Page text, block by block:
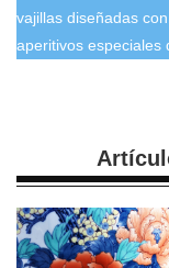
vajillas diseñadas
aperitivos especiales